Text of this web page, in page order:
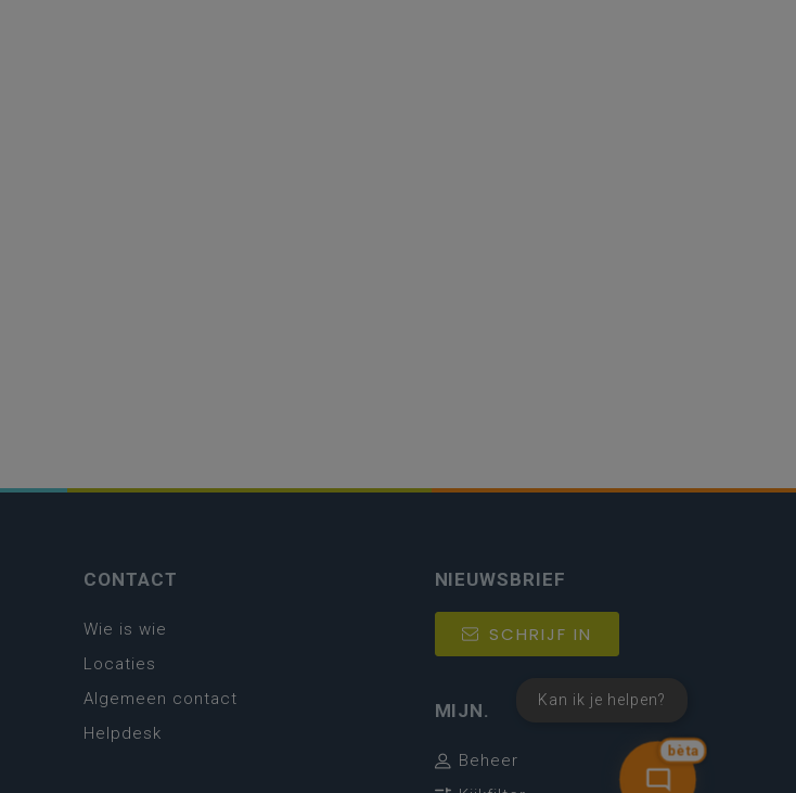
bèta
Kan ik je helpen?
CONTACT
Wie is wie
Locaties
Algemeen contact
Helpdesk
NIEUWSBRIEF
SCHRIJF IN
MIJN.
Beheer